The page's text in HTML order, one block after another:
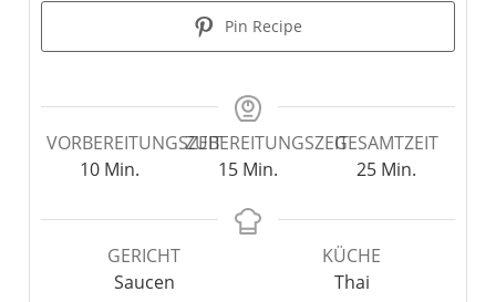
Pin Recipe
VORBEREITUNGSZEIT
10 Min.
ZUBEREITUNGSZEIT
15 Min.
GESAMTZEIT
25 Min.
GERICHT
Saucen
KÜCHE
Thai